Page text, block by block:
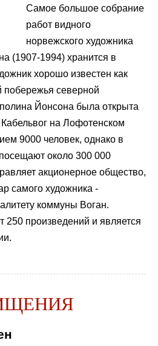
Самое большое собрание
работ видного
норвежского художника
(1907-1994) хранится в
хорошо известен как
побережья северной
Йонсона была открыта
на Лофотенском
9000 человек, однако в
около 300 000
акционерное общество,
самого художника -
коммуны Воган.
250 произведений и является